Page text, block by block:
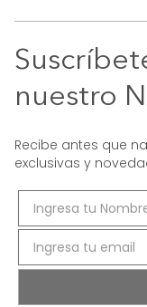
nuestro
Recibe antes que
exclusivas y